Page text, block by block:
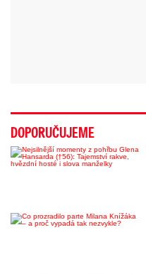
DOPORUČUJEME